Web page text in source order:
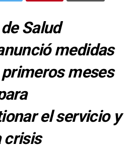
Salud
medidas
meses
el servicio y
crisis